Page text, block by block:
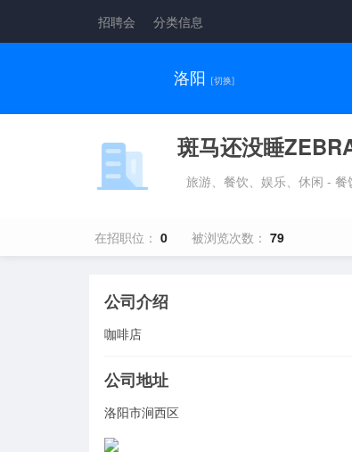
招聘会 分类信息
洛阳 [切换]
斑马还没睡
旅游、餐饮、娱乐、休闲 - 餐
在招职位： 0 被浏览次数： 79
公司介绍
咖啡店
公司地址
洛阳市涧西区